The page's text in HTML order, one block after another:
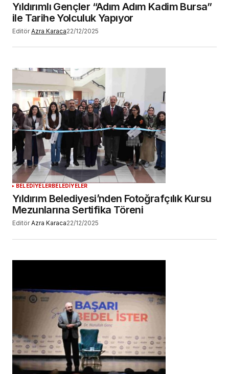
Yıldırımlı Gençler “Adım Adım Kadim Bursa”
ile Tarihe Yolculuk Yapıyor
Editör Azra Karaca22/12/2025
BELEDİYELERBELEDİYELER
Yıldırım Belediyesi’nden Fotoğrafçılık Kursu
Mezunlarına Sertifika Töreni
Editör Azra Karaca22/12/2025